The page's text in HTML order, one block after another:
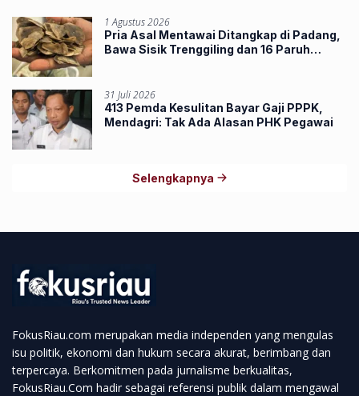
1 Agustus 2026
Pria Asal Mentawai Ditangkap di Padang,
Bawa Sisik Trenggiling dan 16 Paruh
31 Juli 2026
413 Pemda Kesulitan Bayar Gaji PPPK,
Mendagri: Tak Ada Alasan PHK Pegawai
Selengkapnya
FokusRiau.com merupakan media independen yang mengulas
isu politik, ekonomi dan hukum secara akurat, berimbang dan
terpercaya. Berkomitmen pada jurnalisme berkualitas,
FokusRiau.Com hadir sebagai referensi publik dalam mengawal